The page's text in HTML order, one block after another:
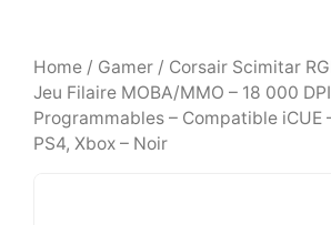
Home / Gamer / Corsair Scimitar
Jeu Filaire MOBA/MMO – 18 000
Programmables – Compatible iCUE
PS4, Xbox – Noir